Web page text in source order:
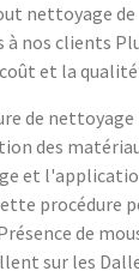
nettoyage
à nos clients
et la
de
des
et
procédure
de
sur les